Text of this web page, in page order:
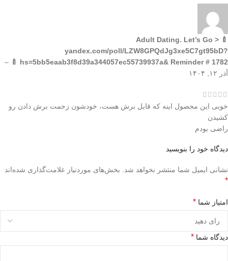
🍼 Adult Dating. Let’s Go >
yandex.com/poll/LZW8GPQdJg3xe5C7gt95bD?
hs=5bb5eaab3f8d39a344057ec55739937a& Reminder # 1782 🍼
–
آذر ۱۲, ۱۴۰۴
خوبی این محصول اینه که قابل برش هست، خودشون زحمت برش دادن رو
کشیدن
راضی بودم
دیدگاه خود را بنویسید
نشانی ایمیل شما منتشر نخواهد شد. بخش‌های موردنیاز علامت‌گذاری شده‌اند
*
امتیاز شما *
دیدگاه شما *